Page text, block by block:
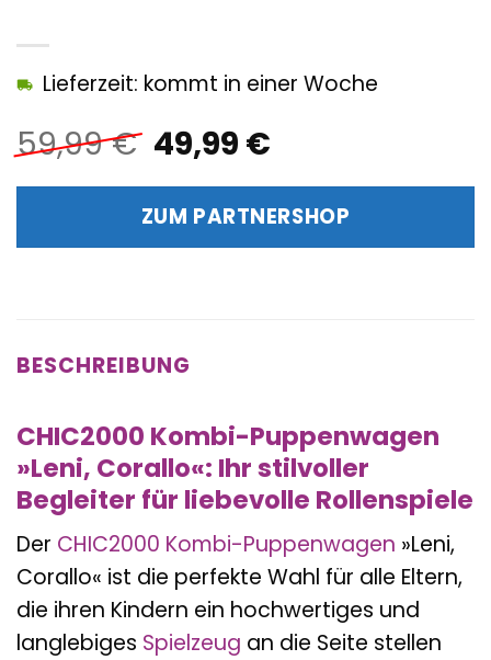
59,99€ Ursprünglicher
Preis
war:
59,99 €
49,99 €Aktueller
ist:
49,99 €.
Lieferzeit: kommt in einer Woche
ZUM PARTNERSHOP
BESCHREIBUNG
CHIC2000 Kombi-Puppenwagen
»Leni, Corallo«: Ihr stilvoller
Begleiter für liebevolle Rollenspiele
Der CHIC2000 Kombi-Puppenwagen »Leni,
Corallo« ist die perfekte Wahl für alle Eltern,
die ihren Kindern ein hochwertiges und
langlebiges Spielzeug an die Seite stellen